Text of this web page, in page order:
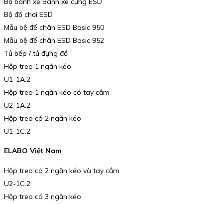
Bộ đồ chơi ESD
Mẫu bệ để chân ESD Basic 950
Mẫu bệ để chân ESD Basic 952
Tủ bếp / tủ đựng đồ
Hộp treo 1 ngăn kéo
U1-1A.2
Hộp treo 1 ngăn kéo có tay cầm
U2-1A.2
Hộp treo có 2 ngăn kéo
U1-1C.2
ELABO Việt Nam
Hộp treo có 2 ngăn kéo và tay cầm
U2-1C.2
Hộp treo có 3 ngăn kéo